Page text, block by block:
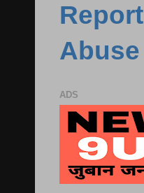
Report
Abuse
ADS